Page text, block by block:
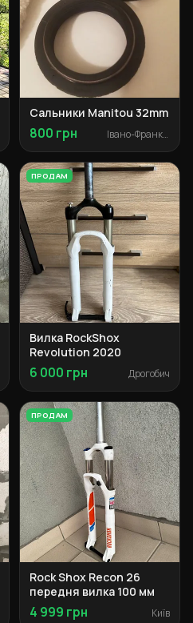
Сальники Manitou 32mm
800 грн Івано-Франківськ
ПРОДАМ
Вилка RockShox
Revolution 2020
6 000 грн Дрогобич
ПРОДАМ
Rock Shox Recon 26
передня вилка 100 мм
4 999 грн Київ